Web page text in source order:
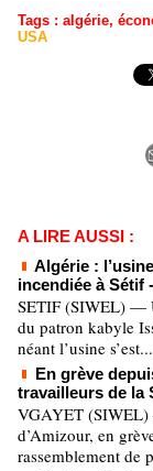
Tags : algérie,
USA
A LIRE AUSSI :
Algérie :
incendiée à Sétif
SETIF (SIWEL) —
du patron kabyle
néant l’usine s’est...
En grève
travailleurs de la
VGAYET (SIWEL)
d’Amizour, en
rassemblement de